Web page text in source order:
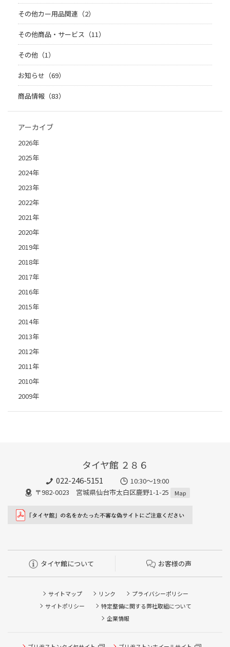
その他カー用品関連（2）
その他商品・サービス（11）
その他（1）
お知らせ（69）
商品情報（83）
アーカイブ
2026年
2025年
2024年
2023年
2022年
2021年
2020年
2019年
2018年
2017年
2016年
2015年
2014年
2013年
2012年
2011年
2010年
2009年
タイヤ館 ２８６
022-246-5151
10:30～19:00
〒982-0023 宮城県仙台市太白区鹿野1-1-25
Map
タイヤ館について お客様の声
サイトマップ リンク
プライバシーポリシー
サイトポリシー
特定整備に関する弊社取組について
企業情報